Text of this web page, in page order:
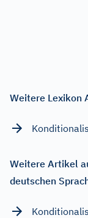
Weitere Lexikon
Weitere Artikel
deutschen